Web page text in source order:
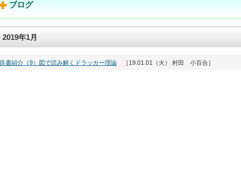
ブログ
2019年1月
良書紹介（9）図で読み解くドラッカー理論 ［19.01.01（火） 村田 小百合］